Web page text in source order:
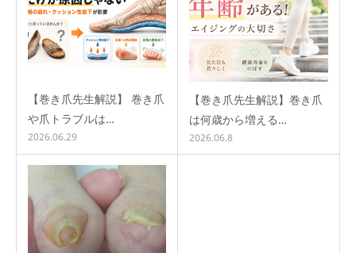
【巻き爪先生解説】 巻き爪
や爪トラブルは…
2026.06.29
【巻き爪先生解説】巻き爪
は何歳から増える…
2026.06.8